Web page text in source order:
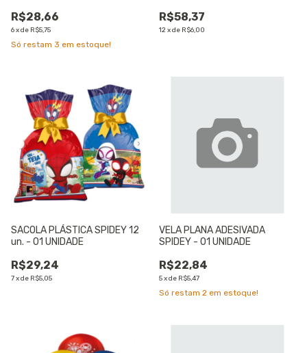
R$28,66
6xde R$5,75
Só restam 3 em estoque!
R$58,37
12xde R$6,00
SACOLA PLÁSTICA SPIDEY 12
un. - 01 UNIDADE
R$29,24
7xde R$5,05
VELA PLANA ADESIVADA
SPIDEY - 01 UNIDADE
R$22,84
5xde R$5,47
Só restam 2 em estoque!